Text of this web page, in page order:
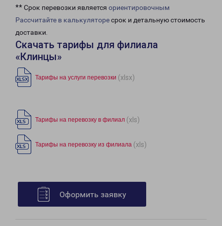
** Срок перевозки является ориентировочным
Рассчитайте в калькуляторесрок и детальную стоимость
доставки.
Скачать тарифы для филиала
«Клинцы»
Тарифы на услуги перевозки (xlsx)
Тарифы на перевозку в филиал (xls)
Тарифы на перевозку из филиала (xls)
Оформить заявку